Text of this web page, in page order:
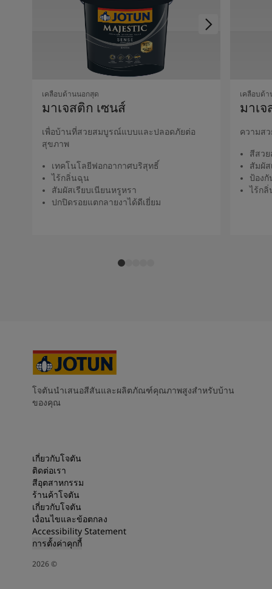
เคลือบด้านนอกสุด
มาเจสติก เซนส์
เพื่อบ้านที่สวยสมบูรณ์แบบและปลอดภัยต่อ
สุขภาพ
เทคโนโลยีฟอกอากาศบริสุทธิ์
ไร้กลิ่นฉุน
สัมผัสเรียบเนียนหรูหรา
ปกปิดรอยแตกลายงาได้ดีเยี่ยม
เคลือบด้
มาเ
ความส
สีสว
สัมผั
ป้อง
ไร้กลิ่
โจตันนำเสนอสีสันและผลิตภัณฑ์คุณภาพสูงสำหรับบ้าน
ของคุณ
เกี่ยวกับโจตัน
ติดต่อเรา
สีอุตสาหกรรม
ร้านค้าโจตัน
เกี่ยวกับโจตัน
เงื่อนไขและข้อตกลง
Accessibility Statement
การตั้งค่าคุกกี้
2026©